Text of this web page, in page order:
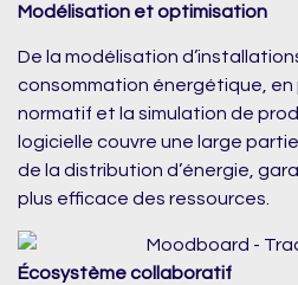
Modélisation et optimisation
De la modélisation
consommation énergétique, en
normatif et la simulation de
logicielle couvre une large
de la distribution d’énergie,
plus efficace des ressources.
Écosystème collaboratif